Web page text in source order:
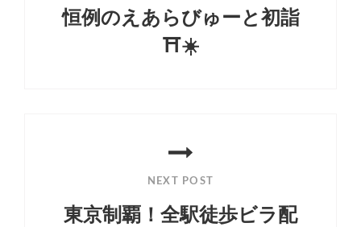
恒例のえあらびゅーと初詣
⛩☀️
NEXT POST
東京制覇！全駅徒歩ビラ配